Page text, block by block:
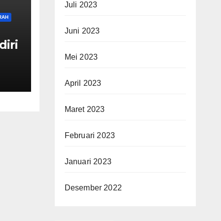
Juli 2023
Juni 2023
Mei 2023
April 2023
Maret 2023
Februari 2023
Januari 2023
Desember 2022